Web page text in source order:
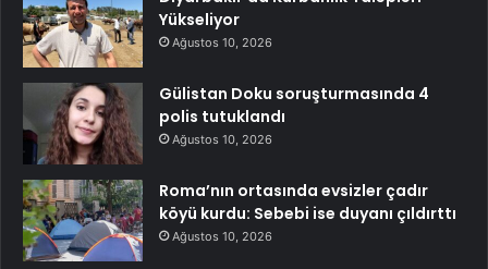
Yükseliyor
Ağustos 10, 2026
Gülistan Doku soruşturmasında 4
polis tutuklandı
Ağustos 10, 2026
Roma’nın ortasında evsizler çadır
köyü kurdu: Sebebi ise duyanı çıldırttı
Ağustos 10, 2026